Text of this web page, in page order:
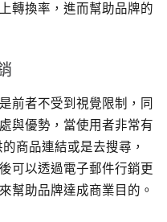
轉換率，進而幫助品牌的
前者不受到視覺限制，同
與優勢，當使用者非常有
商品連結或是去搜尋，
可以透過電子郵件行銷更
幫助品牌達成商業目的。